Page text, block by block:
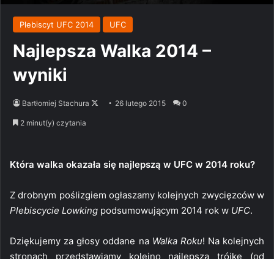
Plebiscyt UFC 2014 UFC
Najlepsza Walka 2014 –
wyniki
Bartłomiej Stachura
Follow26 lutego 2015 0
2 minut(y) czytania
Która walka okazała się najlepszą w UFC w 2014 roku?
Z drobnym poślizgiem ogłaszamy kolejnych zwycięzców w
Plebiscycie Lowking podsumowującym 2014 rok w UFC.
Dziękujemy za głosy oddane na Walka Roku! Na kolejnych
stronach przedstawiamy kolejno najlepszą trójkę (od